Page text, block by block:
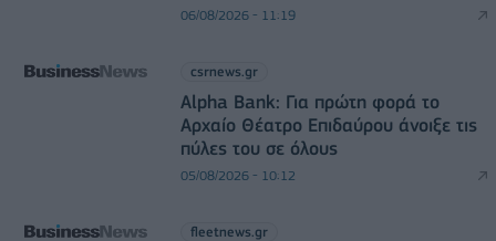
06/08/2026 - 11:19
csrnews.gr
Alpha Bank: Για πρώτη φορά το
Αρχαίο Θέατρο Επιδαύρου άνοιξε τις
πύλες του σε όλους
05/08/2026 - 10:12
fleetnews.gr